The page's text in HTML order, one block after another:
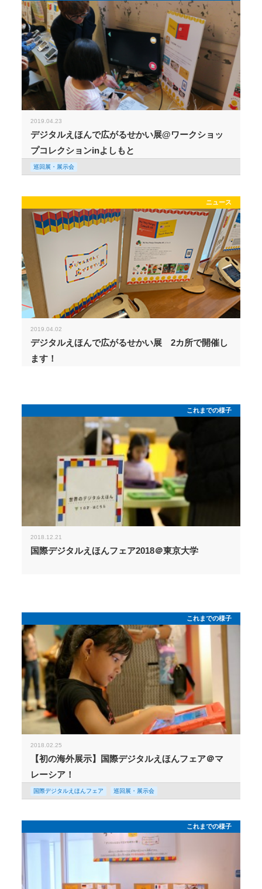
2019.04.23
デジタルえほんで広がるせかい展@ワークショッ
プコレクションinよしもと
巡回展・展示会
ニュース
2019.04.02
デジタルえほんで広がるせかい展 2カ所で開催し
ます！
これまでの様子
2018.12.21
国際デジタルえほんフェア2018＠東京大学
これまでの様子
2018.02.25
【初の海外展示】国際デジタルえほんフェア＠マ
レーシア！
国際デジタルえほんフェア 巡回展・展示会
これまでの様子